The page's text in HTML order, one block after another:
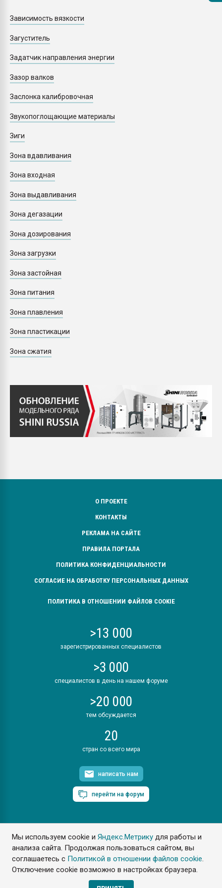
Мы используем cookie иЯндекс.Метрику для работы и
анализа сайта. Продолжая пользоваться сайтом, вы
соглашаетесь с Политикой в отношении файлов cookie.
Отключение cookie возможно в настройках браузера.
Зависимость вязкости
Загуститель
Задатчик направления энергии
Зазор валков
Заслонка калибровочная
Звукопоглощающие материалы
Зиги
Зона вдавливания
Зона входная
Зона выдавливания
Зона дегазации
Зона дозирования
Зона загрузки
Зона застойная
Зона питания
Зона плавления
Зона пластикации
Зона сжатия
О ПРОЕКТЕ
КОНТАКТЫ
РЕКЛАМА НА САЙТЕ
ПРАВИЛА ПОРТАЛА
ПОЛИТИКА КОНФИДЕНЦИАЛЬНОСТИ
СОГЛАСИЕ НА ОБРАБОТКУ ПЕРСОНАЛЬНЫХ ДАННЫХ
ПОЛИТИКА В ОТНОШЕНИИ ФАЙЛОВ COOKIE
>13 000
зарегистрированных специалистов
>3 000
специалистов в день на нашем форуме
>20 000
тем обсуждается
20
стран со всего мира
написать нам
перейти на форум
ПластЭксперт © 2006. Все права защищены
Разрешается копирование материалов сайта с обязательной
ссылкой на www.e-plastic.ru
Разработка сайта